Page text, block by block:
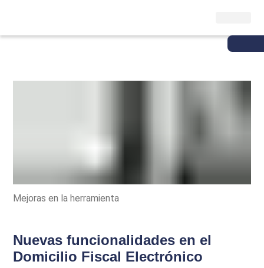
Mejoras en la herramienta
Nuevas funcionalidades en el
Domicilio Fiscal Electrónico